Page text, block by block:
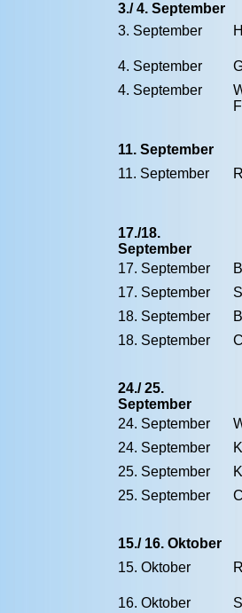
3./ 4. September
3. September
4. September
4. September
11. September
11. September
17./18.
September
17. September
17. September
18. September
18. September
24./ 25.
September
24. September
24. September
25. September
25. September
15./ 16. Oktober
15. Oktober
16. Oktober